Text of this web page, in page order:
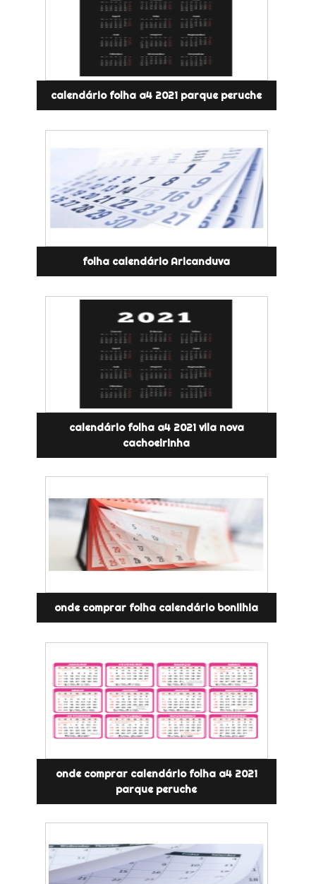
calendário folha a4 2021 parque peruche
folha calendário Aricanduva
calendário folha a4 2021 vila nova
cachoeirinha
onde comprar folha calendário bonilhia
onde comprar calendário folha a4 2021
parque peruche